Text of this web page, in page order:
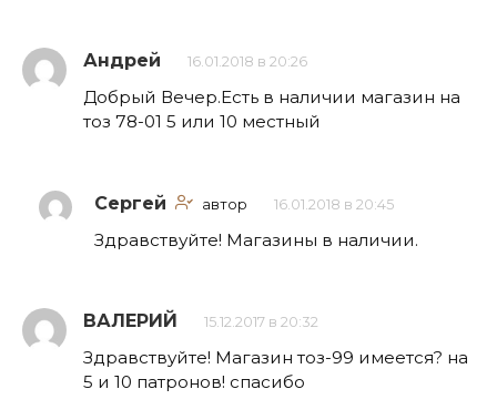
Андрей 16.01.2018 в 20:26
Добрый Вечер.Есть в наличии магазин на
тоз 78-01 5 или 10 местный
Сергей автор 16.01.2018 в 20:45
Здравствуйте! Магазины в наличии.
ВАЛЕРИЙ 15.12.2017 в 20:32
Здравствуйте! Магазин тоз-99 имеется? на
5 и 10 патронов! спасибо